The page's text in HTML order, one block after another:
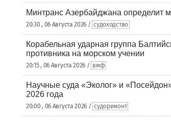
Минтранс Азербайджана определит
20:30 , 06 Августа 2026 / судоходство
Корабельная ударная группа
противника на морском учении
20:15 , 06 Августа 2026 / вмф
Научные суда «Эколог» и
2026 года
20:00 , 06 Августа 2026 / судоремонт